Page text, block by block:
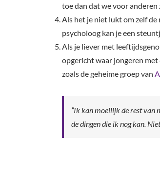
toe dan dat we voor anderen
Als het je niet lukt om zelf
psycholoog kan je een
Als je liever met
opgericht waar jongeren met
zoals de geheime groep van
”Ik kan moeilijk de rest van
de dingen die ik nog kan.